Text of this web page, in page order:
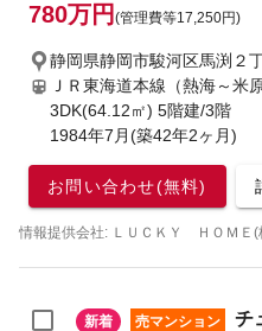
780万円 (管理費等17,250円)
静岡県静岡市駿河区馬渕２
ＪＲ東海道本線（熱海～米
3DK(64.12㎡) 5階建/3階
1984年7月(築42年2ヶ月)
お問い合わせ(無料)
情報提供会社: ＬＵＣＫＹ ＨＯＭＥ(
新着 売マンション チ